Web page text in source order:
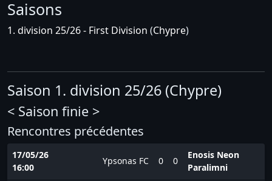
Saisons
1. division 25/26 - First Division (Chypre)
Saison 1. division 25/26 (Chypre)
< Saison finie >
Rencontres précédentes
17/05/26
16:00
Ypsonas FC 0 0
Enosis Neon
Paralimni